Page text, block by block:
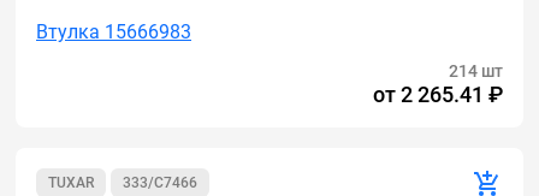
Втулка 15666983
214 шт
от2 265.41 ₽
TUXAR 333/C7466